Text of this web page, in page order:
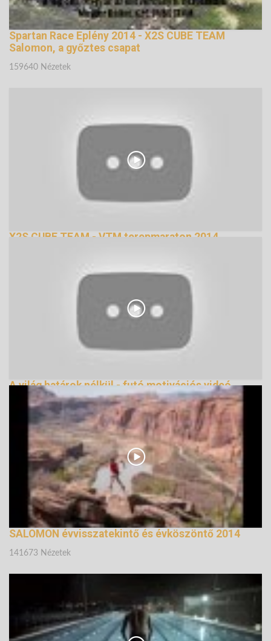
Spartan Race Eplény 2014 - X2S CUBE TEAM
Salomon, a győztes csapat
159640 Nézetek
X2S CUBE TEAM - VTM terepmaraton 2014
A világ határok nélkül - futó motivációs videó
162108 Nézetek
SALOMON évvisszatekintő és évköszöntő 2014
141673 Nézetek